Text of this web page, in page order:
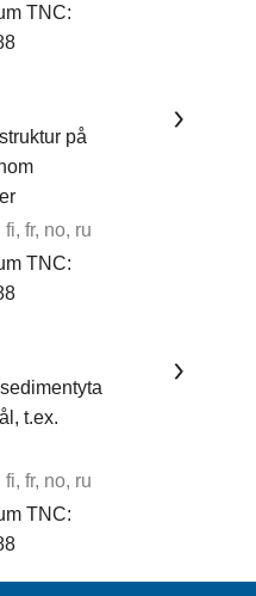
TNC:
på
fr, no, ru
TNC:
t.ex.
fr, no, ru
TNC: